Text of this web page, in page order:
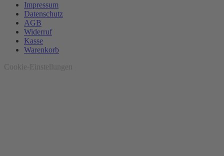
Impressum
Datenschutz
AGB
Widerruf
Kasse
Warenkorb
Cookie-Einstellungen